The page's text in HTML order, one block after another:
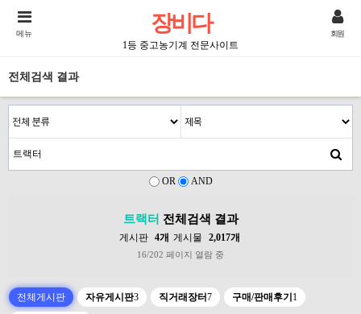
장비다
1등 중고농기계 전문사이트
메뉴 회원
전체검색 결과
OR AND
트랙터 전체검색 결과
게시판 4개 게시물 2,017개
16/202 페이지 열람 중
전체게시판 자유게시판3 직거래장터7 구매/판매후기1